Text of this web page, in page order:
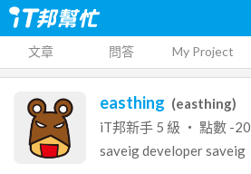
文章 問答 My Project
easthing (easthing)
iT邦新手 5 級 ‧ 點數 -20
saveigdevelopersaveig